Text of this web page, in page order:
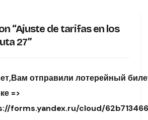
“Ajuste de tarifas en los
27”
отправили лотерейный
=>
forms.yandex.ru/cloud/